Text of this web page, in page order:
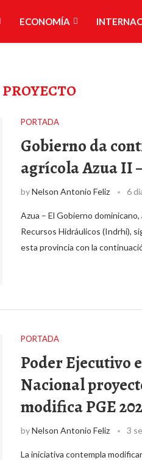
ECONOMÍA
PROYECTO
PORTADA
Gobierno da
agrícola Azua II
byNelson Antonio Feliz 6
Azua – El Gobierno
Recursos Hidráulicos (Indrhi),
esta provincia con la
PORTADA
Poder Ejecutivo
Nacional
modifica PGE
byNelson Antonio Feliz 3
La iniciativa contempla